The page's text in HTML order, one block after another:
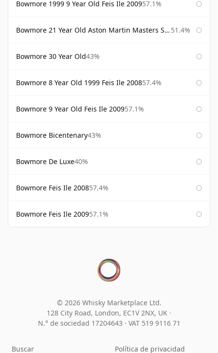
Bowmore 1999 9 Year Old Feis Ile 200957.1%
Bowmore 21 Year Old Aston Martin Masters Selection 2024 51.4%
Bowmore 30 Year Old43%
Bowmore 8 Year Old 1999 Feis Ile 200857.4%
Bowmore 9 Year Old Feis Ile 200957.1%
Bowmore Bicentenary43%
Bowmore De Luxe40%
Bowmore Feis Ile 200857.4%
Bowmore Feis Ile 200957.1%
© 2026 Whisky Marketplace Ltd.
128 City Road, London, EC1V 2NX, UK ·
N.° de sociedad 17204643 · VAT 519 9116 71
Buscar Política de privacidad